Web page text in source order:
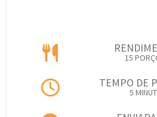
15
TEMPO DE
5